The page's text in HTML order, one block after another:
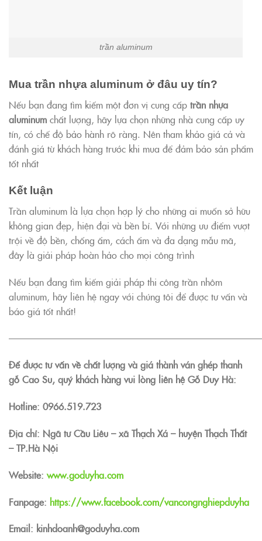
trần aluminum
Mua trần nhựa aluminum ở đâu uy tín?
Nếu bạn đang tìm kiếm một đơn vị cung cấp trần nhựa
aluminum chất lượng, hãy lựa chọn những nhà cung cấp uy
tín, có chế độ bảo hành rõ ràng. Nên tham khảo giá cả và
đánh giá từ khách hàng trước khi mua để đảm bảo sản phẩm
tốt nhất
Kết luận
Trần aluminum là lựa chọn hợp lý cho những ai muốn sở hữu
không gian đẹp, hiện đại và bền bỉ. Với những ưu điểm vượt
trội về độ bền, chống ẩm, cách ẩm và đa dạng mẫu mã,
đây là giải pháp hoàn hảo cho mọi công trình
Nếu bạn đang tìm kiếm giải pháp thi công trần nhôm
aluminum, hãy liên hệ ngay với chúng tôi để được tư vấn và
báo giá tốt nhất!
Để được tư vấn về chất lượng và giá thành ván ghép thanh
gỗ Cao Su, quý khách hàng vui lòng liên hệ Gỗ Duy Hà:
Hotline: 0966.519.723
Địa chỉ: Ngã tư Cầu Liêu – xã Thạch Xá – huyện Thạch Thất
– TP.Hà Nội
Website:www.goduyha.com
Fanpage: https://www.facebook.com/vancongnghiepduyha
Email: kinhdoanh@goduyha.com